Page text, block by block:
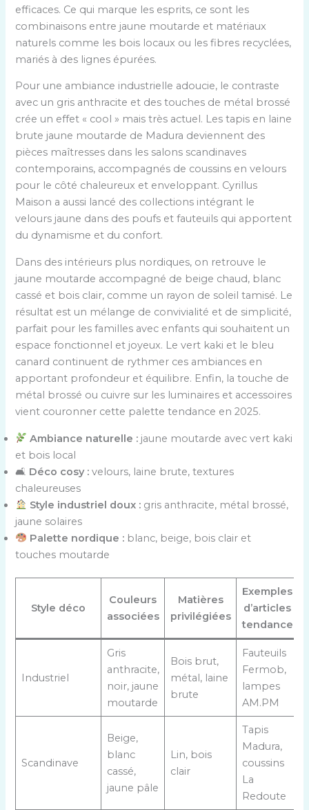
efficaces. Ce qui marque les esprits, ce sont les
combinaisons entre jaune moutarde et matériaux
naturels comme les bois locaux ou les fibres recyclées,
mariés à des lignes épurées.
Pour une ambiance industrielle adoucie, le contraste
avec un gris anthracite et des touches de métal brossé
crée un effet « cool » mais très actuel. Les tapis en laine
brute jaune moutarde de Madura deviennent des
pièces maîtresses dans les salons scandinaves
contemporains, accompagnés de coussins en velours
pour le côté chaleureux et enveloppant. Cyrillus
Maison a aussi lancé des collections intégrant le
velours jaune dans des poufs et fauteuils qui apportent
du dynamisme et du confort.
Dans des intérieurs plus nordiques, on retrouve le
jaune moutarde accompagné de beige chaud, blanc
cassé et bois clair, comme un rayon de soleil tamisé. Le
résultat est un mélange de convivialité et de simplicité,
parfait pour les familles avec enfants qui souhaitent un
espace fonctionnel et joyeux. Le vert kaki et le bleu
canard continuent de rythmer ces ambiances en
apportant profondeur et équilibre. Enfin, la touche de
métal brossé ou cuivre sur les luminaires et accessoires
vient couronner cette palette tendance en 2025.
Ambiance naturelle : jaune moutarde avec vert kaki
et bois local
🛋 Déco cosy : velours, laine brute, textures
chaleureuses
Style industriel doux : gris anthracite, métal brossé,
jaune solaires
Palette nordique : blanc, beige, bois clair et
touches moutarde
Style déco
Couleurs
associées
Matières
privilégiées
Exemples
d’articles
tendance
Industriel
Gris
anthracite,
noir, jaune
moutarde
Bois brut,
métal, laine
brute
Fauteuils
Fermob,
lampes
AM.PM
Scandinave
Beige,
blanc
cassé,
jaune pâle
Lin, bois
clair
Tapis
Madura,
coussins
La
Redoute